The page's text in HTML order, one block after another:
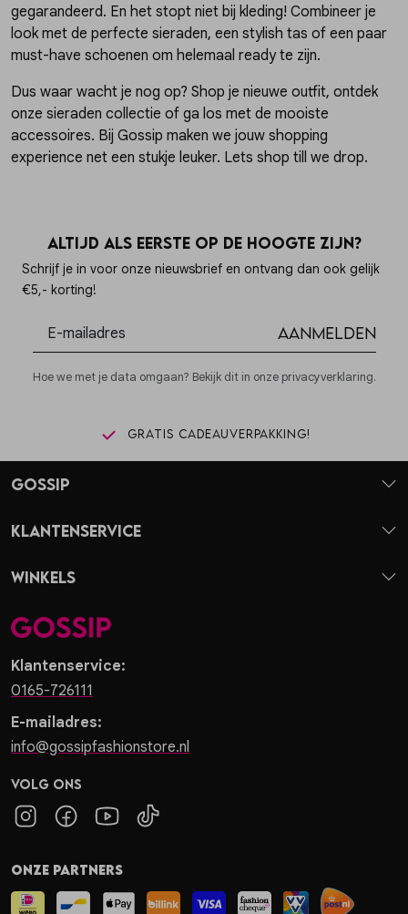
gegarandeerd. En het stopt niet bij kleding! Combineer je
look met de perfecte sieraden, een stylish tas of een paar
must-have schoenen om helemaal ready te zijn.
Dus waar wacht je nog op? Shop je nieuwe outfit, ontdek
onze sieraden collectie of ga los met de mooiste
accessoires. Bij Gossip maken we jouw shopping
experience net een stukje leuker. Lets shop till we drop.
Altijd als eerste op de hoogte zijn?
Schrijf je in voor onze nieuwsbrief en ontvang dan ook gelijk
€5,- korting!
Aanmelden
Hoe we met je data omgaan? Bekijk dit in onze privacyverklaring.
Gratis cadeauverpakking!
Klantenservice:
0165-726111
E-mailadres:
info@gossipfashionstore.nl
Volg ons
Gossip
Klantenservice
Winkels
Onze partners